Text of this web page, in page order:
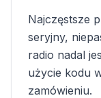
Najczęstsze
seryjny,
radio nadal
użycie kodu
zamówieniu.